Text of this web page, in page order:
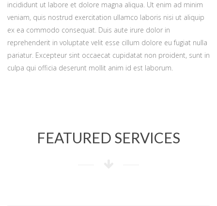
incididunt ut labore et dolore magna aliqua. Ut enim ad minim
veniam, quis nostrud exercitation ullamco laboris nisi ut aliquip
ex ea commodo consequat. Duis aute irure dolor in
reprehenderit in voluptate velit esse cillum dolore eu fugiat nulla
pariatur. Excepteur sint occaecat cupidatat non proident, sunt in
culpa qui officia deserunt mollit anim id est laborum.
FEATURED SERVICES